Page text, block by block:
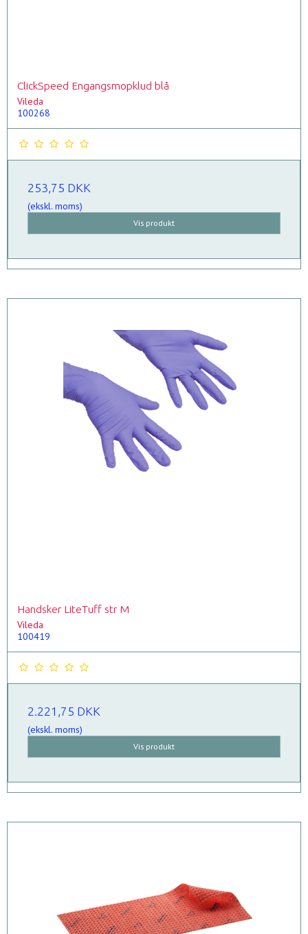
ClickSpeed Engangsmopklud blå
Vileda
100268
253,75 DKK
(ekskl. moms)
Vis produkt
Handsker LiteTuff str M
Vileda
100419
2.221,75 DKK
(ekskl. moms)
Vis produkt